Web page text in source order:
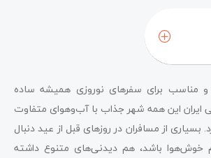
مناسب برای سفرهای نوروزی همیشه ساده
این‌ همه شهر جذاب با آب‌وهوای متفاوت
بسیاری از مسافران در روزهای قبل از عید دنبال
باشد، هم دیدنی‌های متنوع داشته